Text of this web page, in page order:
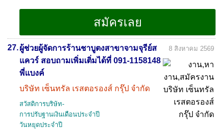
27.ผู้ช่วยผู้จัดการร้านชาบูตงสาขาจามจุรีย์ส
แควร์ สอบถามเพิ่มเติ่มได้ที่ 091-1158148
พี่แบงค์
บริษัท เซ็นทรัล เรสตอรองส์ กรุ๊ป จำกัด
8 สิงหาคม 2569
สวัสดิการบริษัท-
การปรับฐานเงินเดือนประจำปี
วันหยุดประจำปี